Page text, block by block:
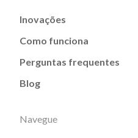
Inovações
Como funciona
Perguntas frequentes
Blog
Navegue